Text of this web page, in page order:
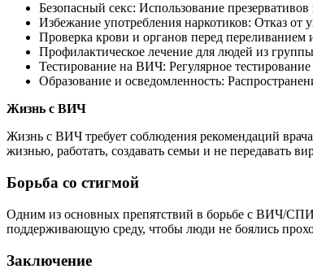
Безопасный секс: Использование
Избежание употребления наркотиков: Отказ от
Проверка крови и органов перед переливанием
Профилактическое лечение для людей из
Тестирование на ВИЧ: Регулярное
Образование и осведомленность:
Жизнь с ВИЧ
Жизнь с ВИЧ требует соблюдения рекомендаций
жизнью, работать, создавать семьи и не передавать
Борьба со стигмой
Одним из основных препятствий в борьбе с ВИЧ/
поддерживающую среду, чтобы люди не боялись
Заключение